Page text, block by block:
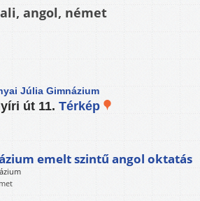
angol, német
Júlia Gimnázium
út 11. Térkép
emelt szintű angol oktatás